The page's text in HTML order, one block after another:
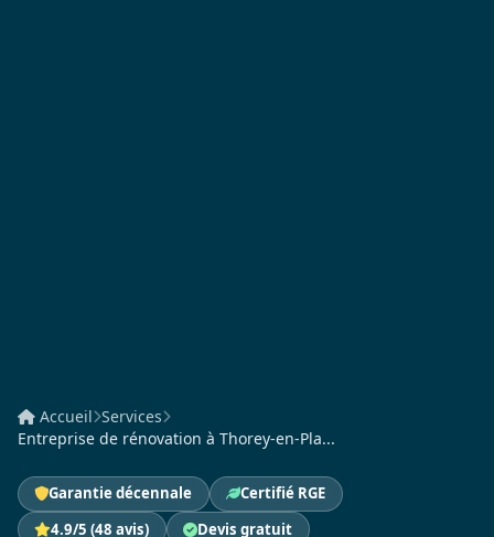
Accueil Services
Entreprise de rénovation à Thorey-en-Pla...
Garantie décennale
Certifié RGE
4.9/5 (48 avis)
Devis gratuit